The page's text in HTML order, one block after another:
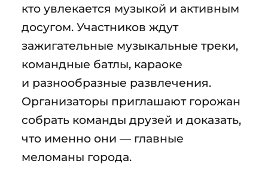
кто увлекается музыкой и активным
досугом. Участников ждут
зажигательные музыкальные треки,
командные батлы, караоке
и разнообразные развлечения.
Организаторы приглашают горожан
собрать команды друзей и доказать,
что именно они — главные
меломаны города.